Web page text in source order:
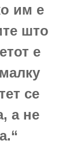
им е
што
е
се
а не